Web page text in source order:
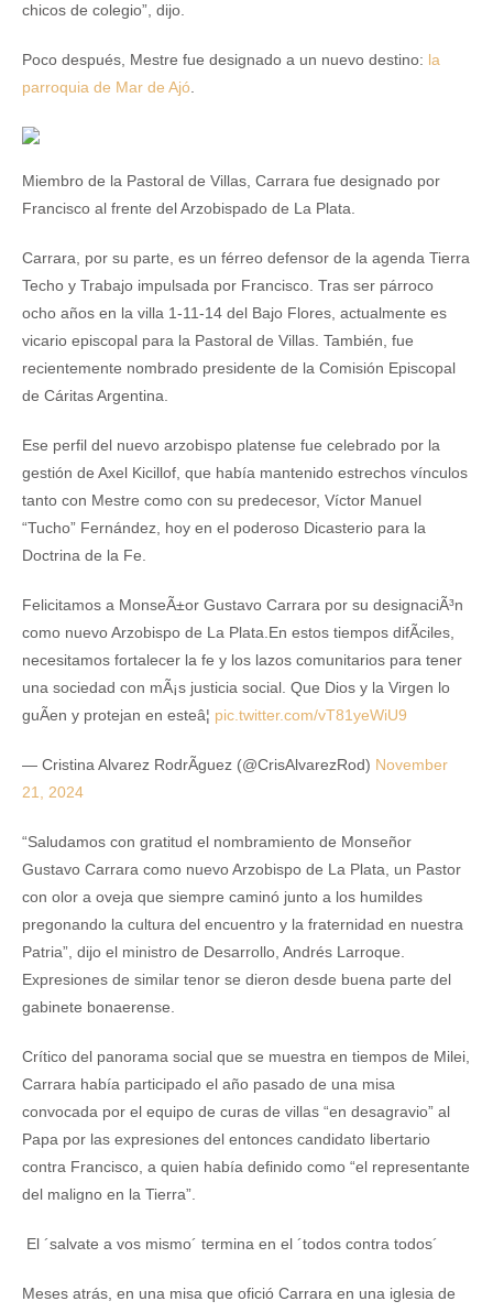
chicos de colegio”, dijo.
Poco después, Mestre fue designado a un nuevo destino: la
parroquia de Mar de Ajó
Miembro de la Pastoral de Villas, Carrara fue designado por
Francisco al frente del Arzobispado de La Plata.
Carrara, por su parte, es un férreo defensor de la agenda Tierra
Techo y Trabajo impulsada por Francisco. Tras ser párroco
ocho años en la villa 1-11-14 del Bajo Flores, actualmente es
vicario episcopal para la Pastoral de Villas. También, fue
recientemente nombrado presidente de la Comisión Episcopal
de Cáritas Argentina.
Ese perfil del nuevo arzobispo platense fue celebrado por la
gestión de Axel Kicillof, que había mantenido estrechos vínculos
tanto con Mestre como con su predecesor, Víctor Manuel
“Tucho” Fernández, hoy en el poderoso Dicasterio para la
Doctrina de la Fe.
Felicitamos a MonseÃ±or Gustavo Carrara por su designaciÃ³n
como nuevo Arzobispo de La Plata.En estos tiempos difÃ­ciles,
necesitamos fortalecer la fe y los lazos comunitarios para tener
una sociedad con mÃ¡s justicia social. Que Dios y la Virgen lo
guÃ­en y protejan en esteâ¦ pic.twitter.com/vT81yeWiU9
— Cristina Alvarez RodrÃ­guez (@CrisAlvarezRod) November
21, 2024
“Saludamos con gratitud el nombramiento de Monseñor
Gustavo Carrara como nuevo Arzobispo de La Plata, un Pastor
con olor a oveja que siempre caminó junto a los humildes
pregonando la cultura del encuentro y la fraternidad en nuestra
Patria”, dijo el ministro de Desarrollo, Andrés Larroque.
Expresiones de similar tenor se dieron desde buena parte del
gabinete bonaerense.
Crítico del panorama social que se muestra en tiempos de Milei,
Carrara había participado el año pasado de una misa
convocada por el equipo de curas de villas “en desagravio” al
Papa por las expresiones del entonces candidato libertario
contra Francisco, a quien había definido como “el representante
del maligno en la Tierra”.
El ´salvate a vos mismo´ termina en el ´todos contra todos´
Meses atrás, en una misa que ofició Carrara en una iglesia de